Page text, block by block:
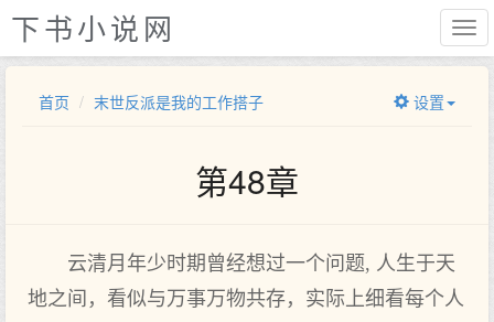
下书小说网
首页 末世反派是我的工作搭子 设置
第48章
云清月年少时期曾经想过一个问题, 人生于天
地之间，看似与万事万物共存，实际上细看每个人